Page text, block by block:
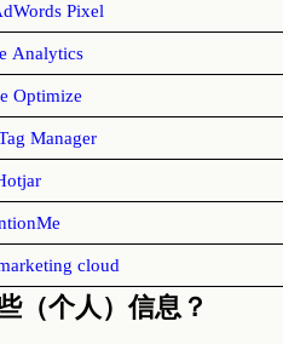
AdWords Pixel
Google Analytics
Google Optimize
Google Tag Manager
cloud
（个人）信息？